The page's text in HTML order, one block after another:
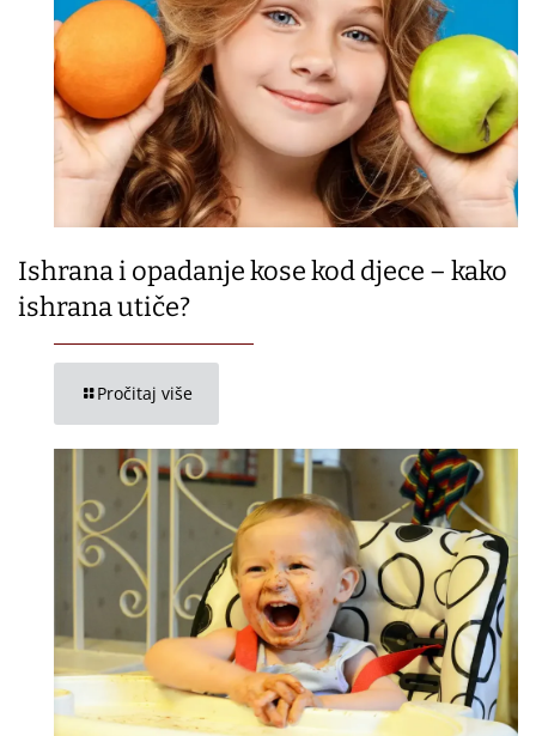
Ishrana i opadanje kose kod djece – kako
ishrana utiče?
Pročitaj više